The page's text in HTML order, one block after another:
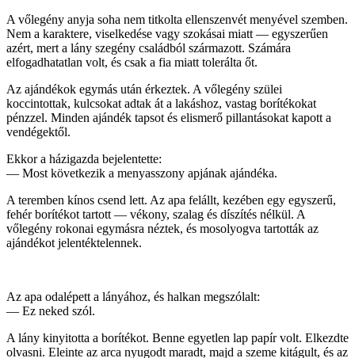
A vőlegény anyja soha nem titkolta ellenszenvét menyével szemben.
Nem a karaktere, viselkedése vagy szokásai miatt — egyszerűen
azért, mert a lány szegény családból származott. Számára
elfogadhatatlan volt, és csak a fia miatt tolerálta őt.
Az ajándékok egymás után érkeztek. A vőlegény szülei
koccintottak, kulcsokat adtak át a lakáshoz, vastag borítékokat
pénzzel. Minden ajándék tapsot és elismerő pillantásokat kapott a
vendégektől.
Ekkor a házigazda bejelentette:
— Most következik a menyasszony apjának ajándéka.
A teremben kínos csend lett. Az apa felállt, kezében egy egyszerű,
fehér borítékot tartott — vékony, szalag és díszítés nélkül. A
vőlegény rokonai egymásra néztek, és mosolyogva tartották az
ajándékot jelentéktelennek.
Az apa odalépett a lányához, és halkan megszólalt:
— Ez neked szól.
A lány kinyitotta a borítékot. Benne egyetlen lap papír volt. Elkezdte
olvasni. Eleinte az arca nyugodt maradt, majd a szeme kitágult, és az